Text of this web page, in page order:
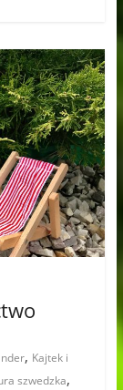
, Kajtek i
szwedzka,